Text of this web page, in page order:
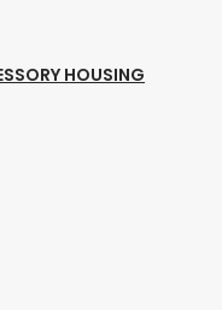
HOUSING